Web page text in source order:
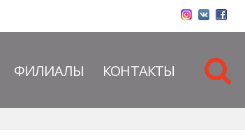
ФИЛИАЛЫ КОНТАКТЫ